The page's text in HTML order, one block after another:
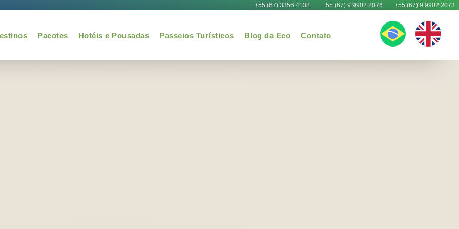
+55 (67) 3356.4138 +55 (67) 9.9902.2076 +55 (67) 9.9902.2073
Pacotes Hotéis e Pousadas Passeios Turísticos Blog da Eco Contato
– 04 dias
Pacote Pantanal Promocional – 04 dias